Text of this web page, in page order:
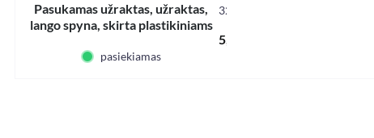
Pasukamas užraktas, užraktas,
lango spyna, skirta plastikiniams
32253
5,61 € *
pasiekiamas